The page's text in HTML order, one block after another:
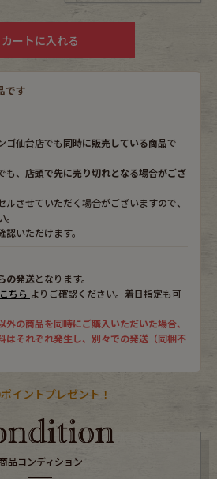
Stall・Scarf
antique goods
カートに入れる
です
ゴ仙台店でも同時に販売している商品で
、 店頭で先に売り切れとなる場合がござ
させていただく場合がございますので、
いただけます。
の発送となります。
ちら よりご確認ください。着日指定も可
の商品を同時にご購入いただいた場合、
はそれぞれ発生し、別々での発送（同梱不
イントプレゼント！
品コンディション